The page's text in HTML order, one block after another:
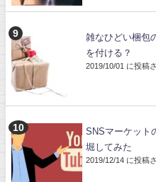
雑なひどい梱包
を付ける？
2019/10/01 に投稿
SNSマーケット
堀してみた
2019/12/14 に投稿